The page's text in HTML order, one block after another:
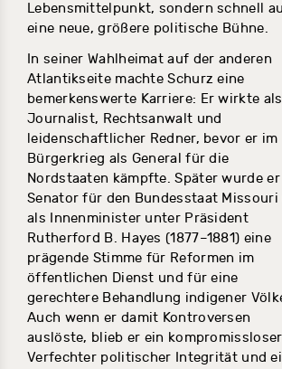
Lebensmittelpunkt, sondern schnell
eine neue, größere politische Bühne.
In seiner Wahlheimat auf der anderen
Atlantikseite machte Schurz eine
bemerkenswerte Karriere: Er wirkte als
Journalist, Rechtsanwalt und
leidenschaftlicher Redner, bevor er im
Bürgerkrieg als General für die
Nordstaaten kämpfte. Später wurde er
Senator für den Bundesstaat Missouri
als Innenminister unter Präsident
Rutherford B. Hayes (1877–1881) eine
prägende Stimme für Reformen im
öffentlichen Dienst und für eine
gerechtere Behandlung indigener
Auch wenn er damit Kontroversen
auslöste, blieb er ein kompromissloser
Verfechter politischer Integrität und